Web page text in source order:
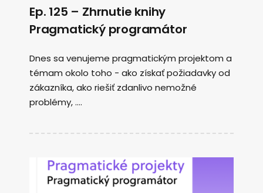
Ep. 125 – Zhrnutie knihy
Pragmatický programátor
Dnes sa venujeme pragmatickým projektom a
témam okolo toho - ako získať požiadavky od
zákazníka, ako riešiť zdanlivo nemožné
problémy, ....